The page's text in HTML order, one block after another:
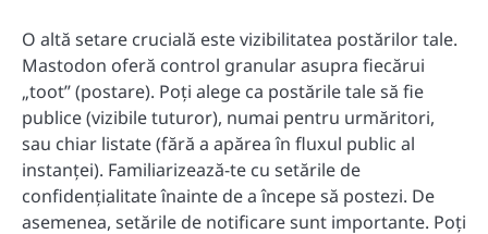
O altă setare crucială este vizibilitatea postărilor tale.
Mastodon oferă control granular asupra fiecărui
„toot” (postare). Poți alege ca postările tale să fie
publice (vizibile tuturor), numai pentru urmăritori,
sau chiar listate (fără a apărea în fluxul public al
instanței). Familiarizează-te cu setările de
confidențialitate înainte de a începe să postezi. De
asemenea, setările de notificare sunt importante. Poți